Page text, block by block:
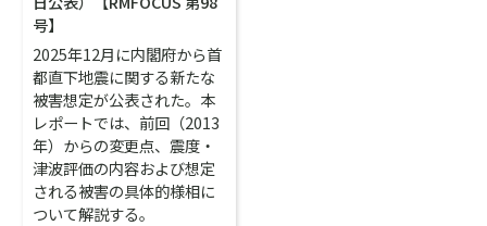
号】
2025年12月に内閣府から首
都直下地震に関する新たな
被害想定が公表された。本
レポートでは、前回（2013
年）からの変更点、震度・
津波評価の内容および想定
される被害の具体的様相に
ついて解説する。